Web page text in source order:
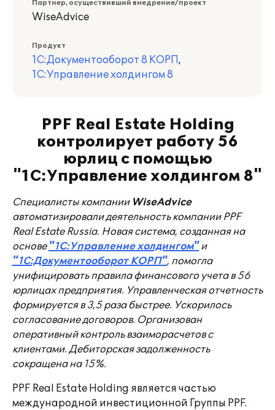
Партнер, осуществивший внедрение/проект
WiseAdvice
Продукт
1С:Документооборот 8 КОРП,
1С:Управление холдингом 8
PPF Real Estate Holding
контролирует работу 56
юрлиц с помощью
"1С:Управление холдингом 8"
Специалисты компании WiseAdvice
автоматизировали деятельность компании PPF
Real Estate Russia. Новая система, созданная на
основе "1С:Управление холдингом" и
"1С:Документооборот КОРП", помогла
унифицировать правила финансового учета в 56
юрлицах предприятия. Управленческая отчетность
формируется в 3,5 раза быстрее. Ускорилось
согласование договоров. Организован
оперативный контроль взаиморасчетов с
клиентами. Дебиторская задолженность
сокращена на 15%.
PPF Real Estate Holding является частью
международной инвестиционной Группы PPF.